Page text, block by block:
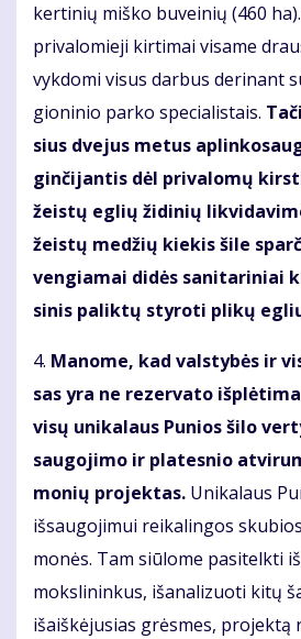
ker­ti­nių miš­ko bu­vei­nių (460
pri­va­lo­mie­ji kir­ti­mai vi­sa­me
vyk­do­mi vi­sus dar­bus de­ri­nant
gio­ni­nio par­ko spe­cia­lis­tais.
sius dve­jus me­tus
ginčijan­tis dėl pri­va­lo­mų
žeis­tų eg­lių ži­di­nių
žeis­tų me­džių kie­kis ši­le
ven­gia­mai di­dės sa­ni­ta­ri­niai
si­nis pa­lik­tų sty­ro­ti pli­kų
4. Ma­no­me, kad vals­ty­bės ir
sas yra ne re­zer­va­to
vi­sų uni­ka­laus Pu­nios ši­lo
sau­go­ji­mo ir pla­tes­nio
mo­nių pro­jek­tas. Uni­ka­laus
iš­sau­go­ji­mui rei­ka­lin­gos
mo­nės. Tam siū­lo­me pa­si­telk­ti
moks­li­nin­kus, iš­ana­li­zuo­ti ki­tų
iš­aiš­kė­ju­sias grės­mes,